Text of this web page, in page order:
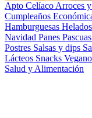
Apto Celíaco Arroces y
Cumpleaños
Hamburguesas Helados
Navidad Panes Pascuas
Postres Salsas y dips
Lácteos Snacks Vegano
Salud y Alimentación